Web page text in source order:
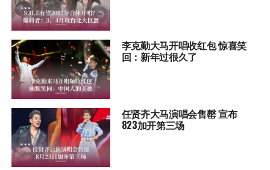
李克勤大马开唱收红包 惊喜笑
回：新年过很久了
任贤齐大马演唱会售罄 宣布
823加开第三场